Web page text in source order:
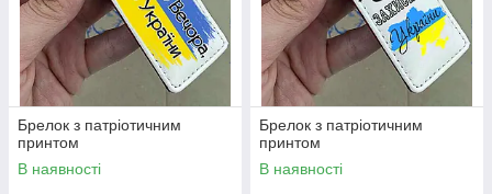
Брелок з патріотичним
принтом
В наявності
Брелок з патріотичним
принтом
В наявності